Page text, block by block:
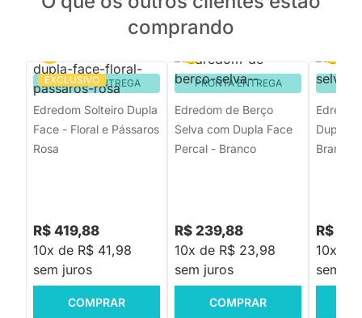
comprando
EXCLUSIVO
PRONTA ENTREGA
Edredom Solteiro Dupla
Face - Floral e Pássaros
Rosa
R$ 419,88
10x de R$ 41,98
sem juros
COMPRAR
PRONTA ENTREGA
Edredom de Berço
Selva com Dupla Face
Percal - Branco
R$ 239,88
10x de R$ 23,98
sem juros
COMPRAR
Dupla
Branco
R$
10x de
sem